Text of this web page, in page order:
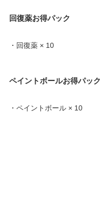
回復薬お得パック
・回復薬 × 10
ペイントボールお得パック
・ペイントボール × 10